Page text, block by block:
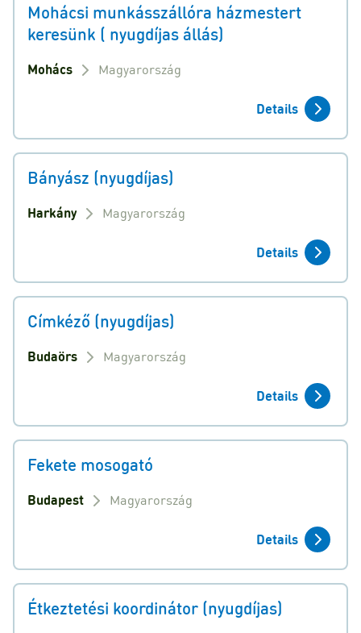
Mohácsi munkásszállóra házmestert
keresünk ( nyugdíjas állás)
Mohács Magyarország
Details
Bányász (nyugdíjas)
Harkány Magyarország
Details
Címkéző (nyugdíjas)
Budaörs Magyarország
Details
Fekete mosogató
Budapest Magyarország
Details
Étkeztetési koordinátor (nyugdíjas)